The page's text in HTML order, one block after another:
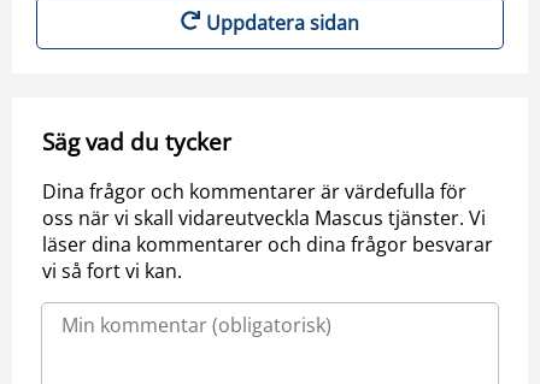
Uppdatera sidan
Säg vad du tycker
Dina frågor och kommentarer är värdefulla för
oss när vi skall vidareutveckla Mascus tjänster. Vi
läser dina kommentarer och dina frågor besvarar
vi så fort vi kan.